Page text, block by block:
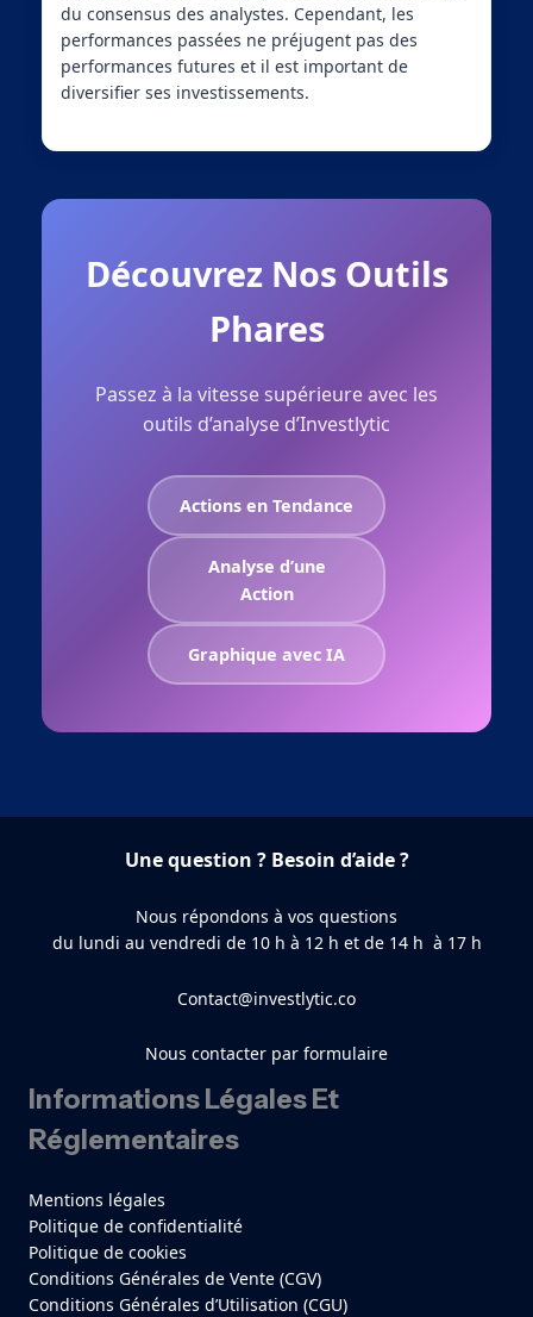
du consensus des analystes. Cependant, les
performances passées ne préjugent pas des
performances futures et il est important de
diversifier ses investissements.
Découvrez Nos Outils
Phares
Passez à la vitesse supérieure avec les
outils d’analyse d’Investlytic
Actions en Tendance
Analyse d’une
Action
Graphique avec IA
Une question ? Besoin d’aide ?
Nous répondons à vos questions
du lundi au vendredi de 10 h à 12 h et de 14 h à 17 h
Contact@investlytic.co
Nous contacter par formulaire
Informations Légales Et
Réglementaires
Mentions légales
Politique de confidentialité
Politique de cookies
Conditions Générales de Vente (CGV)
Conditions Générales d’Utilisation (CGU)